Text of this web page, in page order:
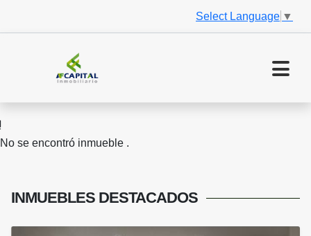
Select Language ▼
No se encontró inmueble .
INMUEBLES DESTACADOS